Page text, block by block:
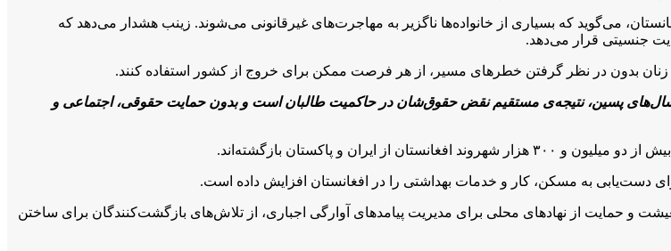
می‌گوید که بسیاری از خانواده‌ها ناگزیر به مهاجرت‌های غیرقانونی می‌شوند. زینب هشدار می‌دهد که
جنسیتی قرار می‌دهد.
بدون در نظر گرفتن خطرهای مسیر، از هر فرصت ممکن برای خروج از کشور استفاده کنند.
سال‌های پسین، نتیجه‌ی مستقیم نقض‌ حقوق‌شان در حاکمیت طالبان است و بدون حمایت حقوقی، اجتماعی و
و پاکستان بازگشته‌اند.
دست‌یابی به مسکن، کار و خدمات بهداشتی را در افغانستان افزایش داده است.
و حمایت از نهادهای محلی برای مدیریت پیامدهای آوارگی اجباری، از تلاش‌های بازگشت‌کنندگان برای ساختن